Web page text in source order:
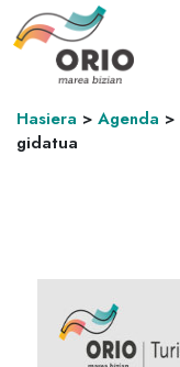
Hasiera > Agenda >
gidatua